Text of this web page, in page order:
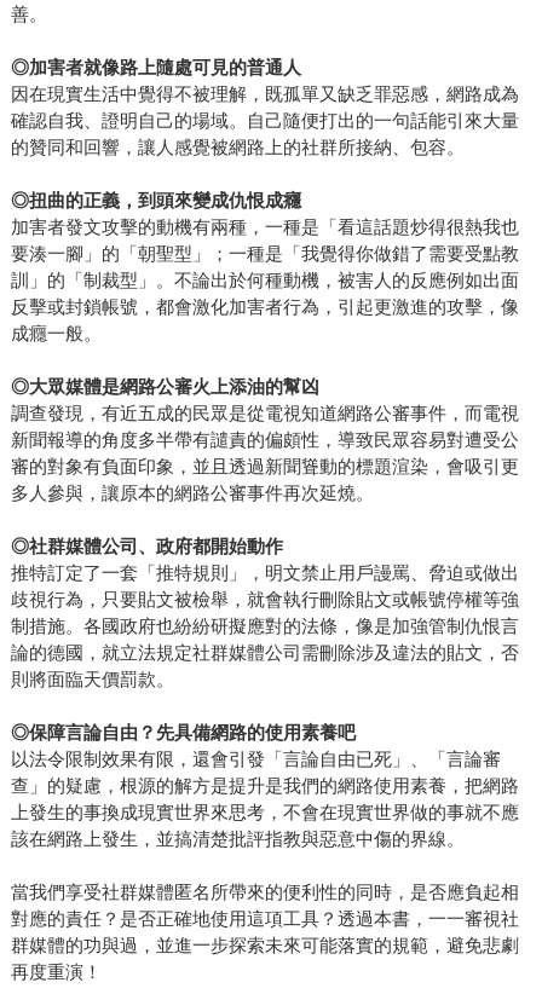
善。
◎加害者就像路上隨處可見的普通人
因在現實生活中覺得不被理解，既孤單又缺乏罪惡感，網路成為
確認自我、證明自己的場域。自己隨便打出的一句話能引來大量
的贊同和回響，讓人感覺被網路上的社群所接納、包容。
◎扭曲的正義，到頭來變成仇恨成癮
加害者發文攻擊的動機有兩種，一種是「看這話題炒得很熱我也
要湊一腳」的「朝聖型」；一種是「我覺得你做錯了需要受點教
訓」的「制裁型」。不論出於何種動機，被害人的反應例如出面
反擊或封鎖帳號，都會激化加害者行為，引起更激進的攻擊，像
成癮一般。
◎大眾媒體是網路公審火上添油的幫凶
調查發現，有近五成的民眾是從電視知道網路公審事件，而電視
新聞報導的角度多半帶有譴責的偏頗性，導致民眾容易對遭受公
審的對象有負面印象，並且透過新聞聳動的標題渲染，會吸引更
多人參與，讓原本的網路公審事件再次延燒。
◎社群媒體公司、政府都開始動作
推特訂定了一套「推特規則」，明文禁止用戶謾罵、脅迫或做出
歧視行為，只要貼文被檢舉，就會執行刪除貼文或帳號停權等強
制措施。各國政府也紛紛研擬應對的法條，像是加強管制仇恨言
論的德國，就立法規定社群媒體公司需刪除涉及違法的貼文，否
則將面臨天價罰款。
◎保障言論自由？先具備網路的使用素養吧
以法令限制效果有限，還會引發「言論自由已死」、「言論審
查」的疑慮，根源的解方是提升是我們的網路使用素養，把網路
上發生的事換成現實世界來思考，不會在現實世界做的事就不應
該在網路上發生，並搞清楚批評指教與惡意中傷的界線。
當我們享受社群媒體匿名所帶來的便利性的同時，是否應負起相
對應的責任？是否正確地使用這項工具？透過本書，一一審視社
群媒體的功與過，並進一步探索未來可能落實的規範，避免悲劇
再度重演！